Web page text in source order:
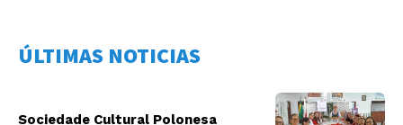
ÚLTIMAS NOTICIAS
Sociedade Cultural Polonesa